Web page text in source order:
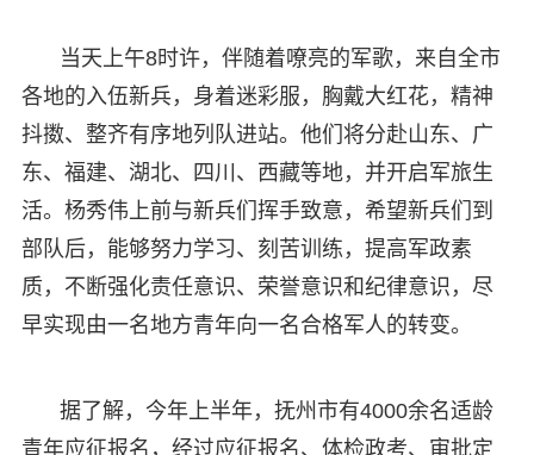
当天上午8时许，伴随着嘹亮的军歌，来自全市
各地的入伍新兵，身着迷彩服，胸戴大红花，精神
抖擞、整齐有序地列队进站。他们将分赴山东、广
东、福建、湖北、四川、西藏等地，并开启军旅生
活。杨秀伟上前与新兵们挥手致意，希望新兵们到
部队后，能够努力学习、刻苦训练，提高军政素
质，不断强化责任意识、荣誉意识和纪律意识，尽
早实现由一名地方青年向一名合格军人的转变。
据了解，今年上半年，抚州市有4000余名适龄
青年应征报名，经过应征报名、体检政考、审批定